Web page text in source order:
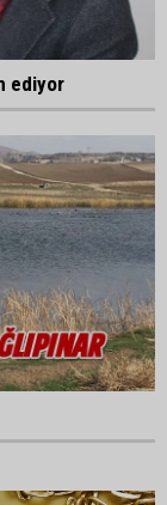
ediyor